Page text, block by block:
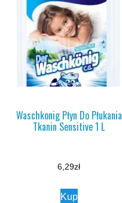
Waschkonig Płyn Do Płukania
Tkanin Sensitive 1 L
6,29zł
Kup